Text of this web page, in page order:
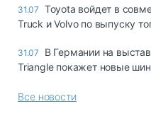
31.07 Toyota войдет в
Truck и Volvo по выпуску
31.07
В Германии на
Triangle покажет новые
Все новости